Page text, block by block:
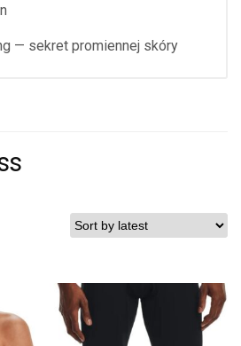
— sekret promiennej skóry